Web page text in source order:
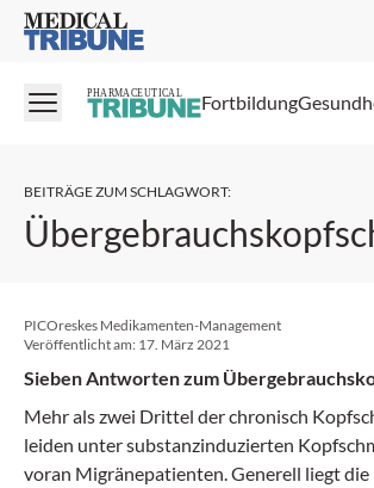
Medical Tribune
PHARMACEUTICAL Fortbildung
BEITRÄGE ZUM SCHLAGWORT:
PICOreskes Medikamenten-Management
Veröffentlicht am: 17. März 2021
Sieben Antworten zum
Mehr als zwei Drittel der chronisch
leiden unter substanzinduzierten
voran Migränepatienten. Generell liegt die